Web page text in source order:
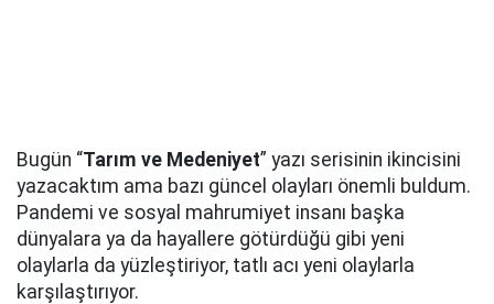
Bugün “Tarım ve Medeniyet” yazı serisinin ikincisini
yazacaktım ama bazı güncel olayları önemli buldum.
Pandemi ve sosyal mahrumiyet insanı başka
dünyalara ya da hayallere götürdüğü gibi yeni
olaylarla da yüzleştiriyor, tatlı acı yeni olaylarla
karşılaştırıyor.